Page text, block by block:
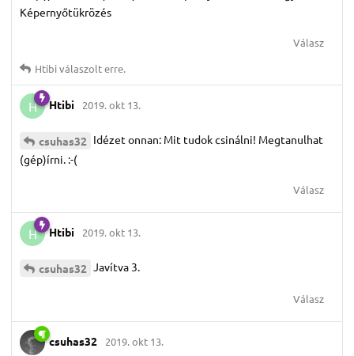
Képernyőtükrözés
Válasz
Htibiválaszolt erre.
H Htibi 2019. okt 13.
csuhas32 Idézet onnan: Mit tudok csinálni! Megtanulhat
(gép)írni. :-(
Válasz
H Htibi 2019. okt 13.
csuhas32 Javítva 3.
Válasz
csuhas32 2019. okt 13.